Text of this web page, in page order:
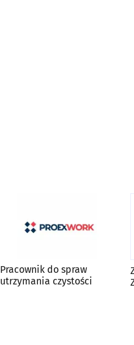
Pracownik do spraw
utrzymania czystości